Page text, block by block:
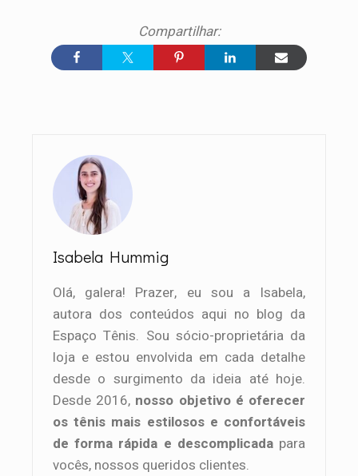
Isabela Hummig
Olá, galera! Prazer, eu sou a Isabela,
autora dos conteúdos aqui no blog da
Espaço Tênis. Sou sócio-proprietária da
loja e estou envolvida em cada detalhe
desde o surgimento da ideia até hoje.
Desde 2016, nosso objetivo é oferecer
os tênis mais estilosos e confortáveis
de forma rápida e descomplicadapara
vocês, nossos queridos clientes.